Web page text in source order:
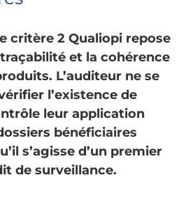
critère 2 Qualiopi repose
et la cohérence
L’auditeur ne se
l’existence de
leur application
bénéficiaires
s’agisse d’un premier
de surveillance.